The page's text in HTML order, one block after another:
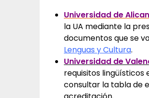
Universidad de
la UA mediante la
documentos que se
Lenguas y Cultura.
Universidad de
requisitos lingüísticos
consultar la tabla de